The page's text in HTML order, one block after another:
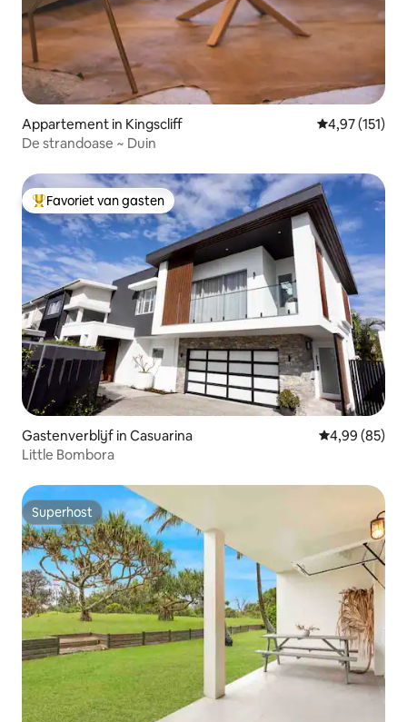
Appartement in Kingscliff Gemiddelde
4,97 (151)
De strandoase ~ Duin
Topfavoriet van gasten
Favoriet van gasten
Gastenverblijf in Casuarina Gemiddelde
4,99 (85)
Little Bombora
Superhost
Superhost